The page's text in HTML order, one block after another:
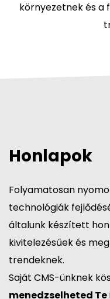
környezetnek és
Honlapok
Folyamatosan
technológiák
általunk készített
kivitelezésűek és
trendeknek.
Saját CMS-ünknek
menedzselheted Te